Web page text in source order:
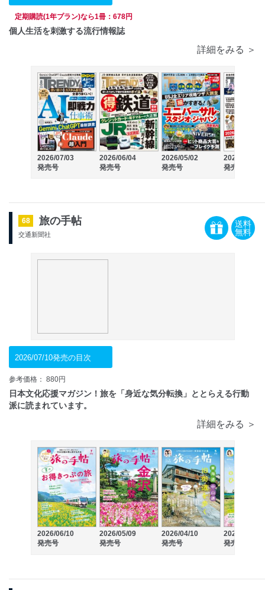
定期購読(1年プラン)なら1冊：678円
個人生活を刺激する流行情報誌
詳細をみる ＞
2026/07/03
発売号
2026/06/04
発売号
2026/05/02
発売号
2026/04/03
発売号
68 旅の手帖
交通新聞社
送料
無料
2026/07/10発売の目次
参考価格： 880円
日本文化応援マガジン！旅を「身近な気分転換」ととらえる行動
派に読まれています。
詳細をみる ＞
2026/06/10
発売号
2026/05/09
発売号
2026/04/10
発売号
2026/03/10
発売号